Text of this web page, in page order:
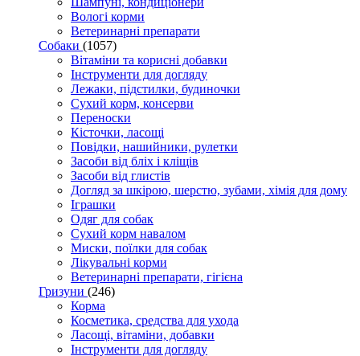
Вологі корми
Ветеринарні препарати
Собаки (1057)
Вітаміни та корисні добавки
Інструменти для догляду
Лежаки, підстилки, будиночки
Сухий корм, консерви
Переноски
Кісточки, ласощі
Повідки, нашийники, рулетки
Засоби від бліх і кліщів
Засоби від глистів
Догляд за шкірою, шерстю, зубами, хімія для дому
Іграшки
Одяг для собак
Сухий корм навалом
Миски, поїлки для собак
Лікувальні корми
Ветеринарні препарати, гігієна
Гризуни (246)
Корма
Косметика, средства для ухода
Ласощі, вітаміни, добавки
Інструменти для догляду